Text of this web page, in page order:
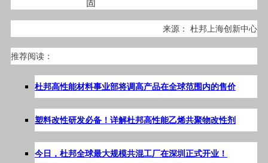
来源： 杜邦上海创新中心
推荐阅读：
杜邦高性能材料事业部将调高产品在全球范围内的售价
塑料改性研发必备！详解杜邦高性能乙烯共聚物改性剂
今日，杜邦全球最大规模共混工厂在深圳正式开业！